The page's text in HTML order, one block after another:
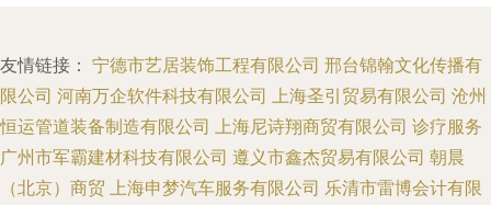
友情链接： 宁德市艺居装饰工程有限公司 邢台锦翰文化传播有
限公司 河南万企软件科技有限公司 上海圣引贸易有限公司 沧州
恒运管道装备制造有限公司 上海尼诗翔商贸有限公司 诊疗服务
广州市军霸建材科技有限公司 遵义市鑫杰贸易有限公司 朝晨
（北京）商贸 上海申梦汽车服务有限公司 乐清市雷博会计有限